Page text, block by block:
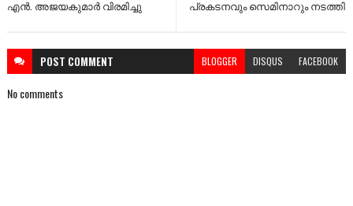
പ്രകടനവും സെമിനാറും നടത്തി
എൻ. അജയകുമാർ വിരമിച്ചു
POST COMMENT BLOGGER DISQUS FACEBOOK
No comments